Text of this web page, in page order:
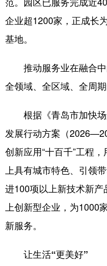
企业超1200家，正成长
基地。
推动服务业在融合中
全领域、全区域、全周期
根据《青岛市加快场
发展行动方案（
创新应用“十百千”工程
上具有城市特色、引领
进100项以上新技术新
上创新型企业，为1000
新服务。
让生活“更美好”